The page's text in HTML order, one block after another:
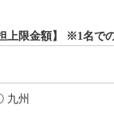
上限金額】 ※1名で
九州